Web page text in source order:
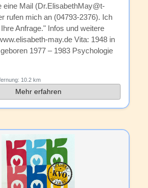
eine Mail (Dr.ElisabethMay@t-
rufen mich an (04793-2376). Ich
Anfrage." Infos und weitere
may.de Vita: 1948 in
1977 – 1983 Psychologie
10.2 km
Mehr erfahren